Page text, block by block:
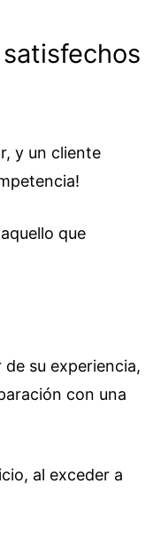
y un cliente
que
su experiencia,
con una
al exceder a